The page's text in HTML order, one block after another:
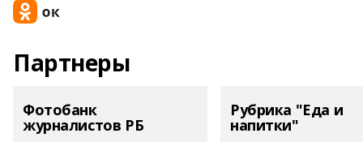
Партнеры
Фотобанк
журналистов РБ
Рубрика "Еда и
напитки"